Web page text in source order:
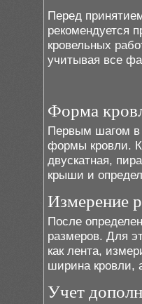
Перед
рекомендуется
кровельных
учитывая все
Форма
Первым шагом в
формы кровли.
двускатная,
крыши и
Измерение
После
размеров. Для
как лента,
ширина кровли,
Учет